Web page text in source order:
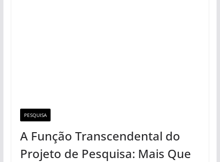
PESQUISA
A Função Transcendental do
Projeto de Pesquisa: Mais Que